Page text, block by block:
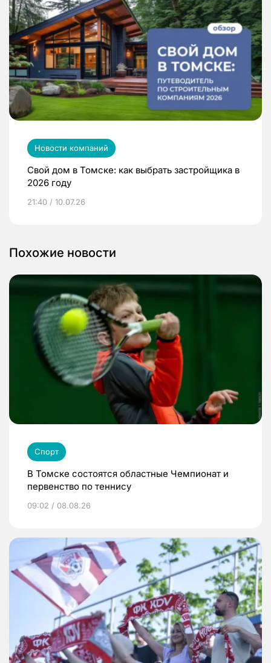
Новости компаний
Свой дом в Томске: как выбрать застройщика в
2026 году
21:40 / 10.07.26
Похожие новости
Спорт
В Томске состоятся областные Чемпионат и
первенство по теннису
09:02 / 08.08.26